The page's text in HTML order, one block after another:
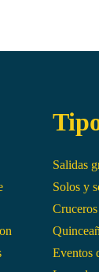
Salidas
Solos y
Cruceros
Eventos